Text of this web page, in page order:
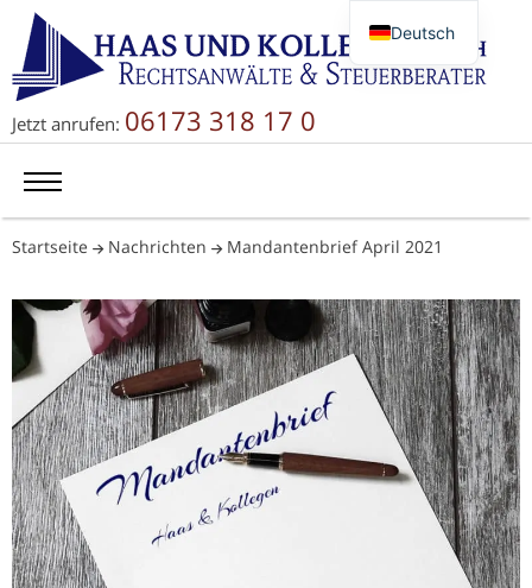
Jetzt anrufen: 06173 318 17 0
Startseite Nachrichten Mandantenbrief April 2021
Deutsch
English
简体中文